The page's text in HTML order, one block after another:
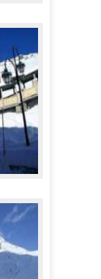
345,00 €
2 330,00 €